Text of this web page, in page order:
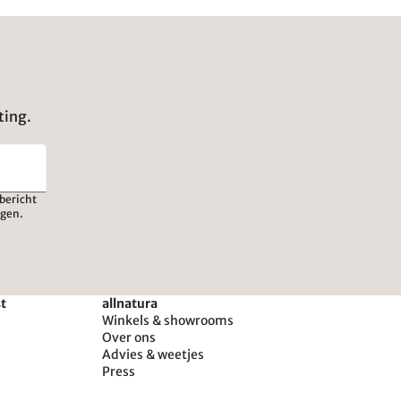
allnatura
Winkels & showrooms
Over ons
Advies & weetjes
Press